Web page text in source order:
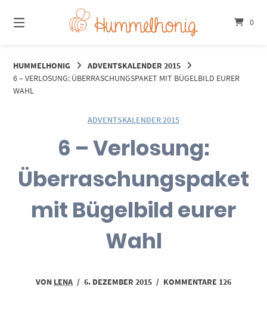
zum
Inhalt
0
HUMMELHONIG
ADVENTSKALENDER 2015
6 – VERLOSUNG: ÜBERRASCHUNGSPAKET MIT BÜGELBILD EURER
WAHL
ADVENTSKALENDER 2015
6 – Verlosung:
Überraschungspaket
mit Bügelbild eurer
Wahl
VON LENA / 6. DEZEMBER 2015 / KOMMENTARE 126